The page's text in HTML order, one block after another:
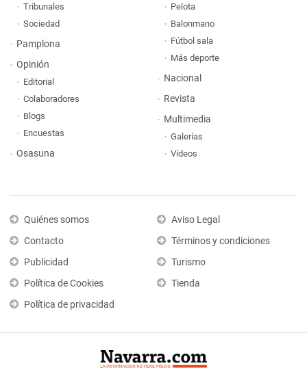
Tribunales
Sociedad
Pamplona
Opinión
Editorial
Colaboradores
Blogs
Encuestas
Osasuna
Pelota
Balonmano
Fútbol sala
Más deporte
Nacional
Revista
Multimedia
Galerías
Vídeos
Quiénes somos
Contacto
Publicidad
Política de Cookies
Política de privacidad
Aviso Legal
Términos y condiciones
Turismo
Tienda